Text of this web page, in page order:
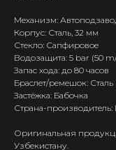
Механизм:
Корпус: Сталь, 32 мм
Стекло: Сапфировое
Водозащита: 5 bar (50
Запас хода: до 80 часов
Браслет/ремешок: Сталь
Застёжка: Бабочка
Страна-
Оригинальная
Узбекистану.